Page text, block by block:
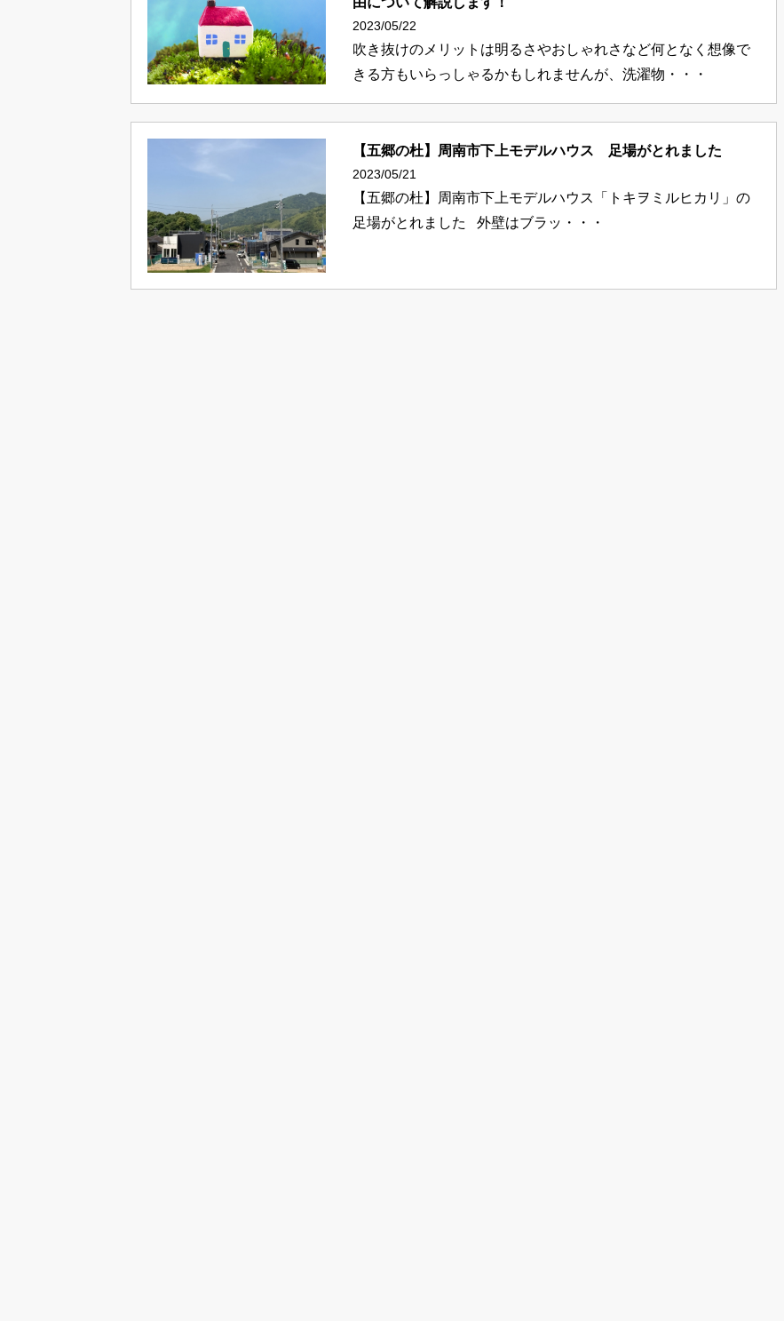
2023/05/22
吹き抜けのメリットは明るさやおしゃれさなど何となく想像で
きる方もいらっしゃるかもしれませんが、洗濯物・・・
【五郷の杜】周南市下上モデルハウス 足場がとれました
2023/05/21
【五郷の杜】周南市下上モデルハウス「トキヲミルヒカリ」の
足場がとれました 外壁はブラッ・・・